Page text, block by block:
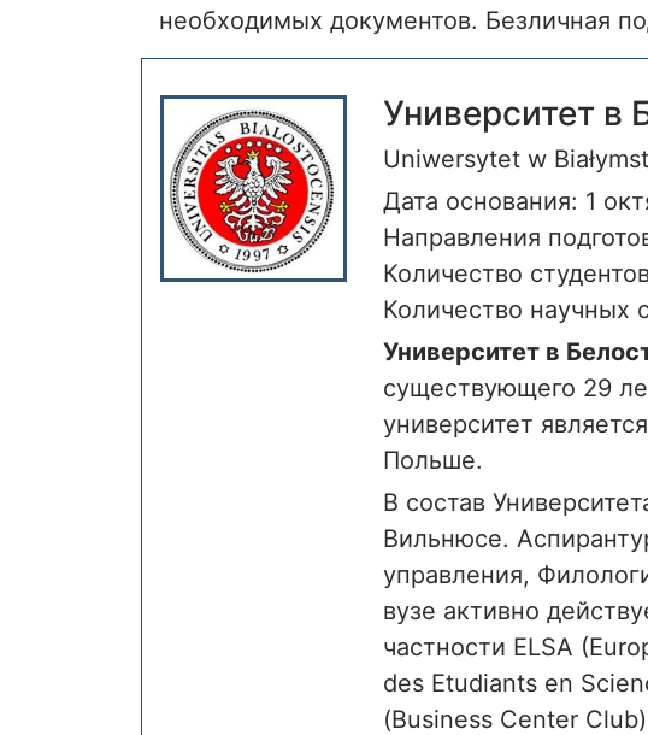
необходимых документов. Безличная
Университет в
Uniwersytet w
Дата основания: 1
Направления
Количество
Количество научных
Университет в
существующего 29
университет
Польше.
В состав
Вильнюсе.
управления,
вузе активно
частности ELSA
des Etudiants en
(Business Center